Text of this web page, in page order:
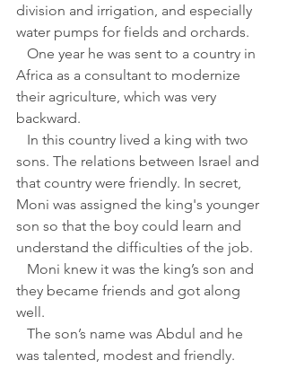
division and irrigation, and especially
water pumps for fields and orchards.
Africa as a consultant to modernize
their agriculture, which was very
backward.
sons. The relations between Israel and
that country were friendly. In secret,
Moni was assigned the king's younger
son so that the boy could learn and
understand the difficulties of the job.
they became friends and got along
well.
was talented, modest and friendly.